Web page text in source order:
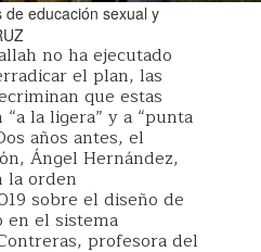
educación sexual y
no ha ejecutado
el plan, las
que estas
la ligera” y a “punta
años antes, el
Ángel Hernández,
la orden
sobre el diseño de
en el sistema
profesora del